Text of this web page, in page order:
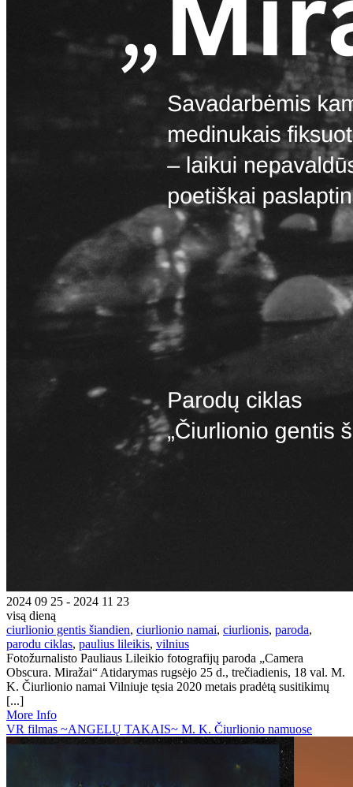
2024 09 25 - 2024 11 23
visą dieną
ciurlionio gentis šiandien, ciurlionio namai, ciurlionis, paroda,
parodu ciklas, paulius lileikis, vilnius
Fotožurnalisto Pauliaus Lileikio fotografijų paroda „Camera
Obscura. Miražai“ Atidarymas rugsėjo 25 d., trečiadienis, 18 val. M.
K. Čiurlionio namai Vilniuje tęsia 2020 metais pradėtą susitikimų
[...]
More Info
VR filmas ~ANGELŲ TAKAIS~ M. K. Čiurlionio namuose